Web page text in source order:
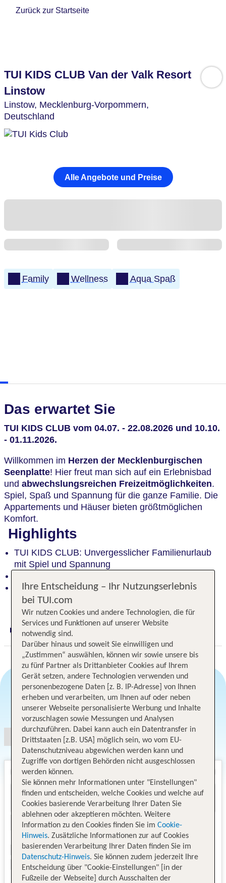
Zurück zur Startseite
TUI KIDS CLUB Van der Valk Resort
Linstow
Linstow, Mecklenburg-Vorpommern,
Deutschland
Alle Angebote und Preise
Family Wellness Aqua Spaß
Das erwartet Sie
TUI KIDS CLUB vom 04.07. - 22.08.2026 und 10.10.
- 01.11.2026.
Willkommen im Herzen der Mecklenburgischen
Seenplatte! Hier freut man sich auf ein Erlebnisbad
und abwechslungsreichen Freizeitmöglichkeiten.
Spiel, Spaß und Spannung für die ganze Familie. Die
Appartements und Häuser bieten größtmöglichen
Komfort.
Highlights
TUI KIDS CLUB: Unvergesslicher Familienurlaub
mit Spiel und Spannung
Natur entdecken: Strände, Seen und Radwege in
der Nähe erkunden
Digitaler und telefonischer 24/7 TUI Service
Angebotsauswahl
Ihre Entscheidung – Ihr Nutzungserlebnis
bei TUI.com
Wir nutzen Cookies und andere Technologien, die für
Services und Funktionen auf unserer Website
notwendig sind.
Darüber hinaus und soweit Sie einwilligen und
„Zustimmen“ auswählen, können wir sowie unsere bis
zu fünf Partner als Drittanbieter Cookies auf Ihrem
Gerät setzen, andere Technologien verwenden und
personenbezogene Daten [z. B. IP-Adresse] von Ihnen
erheben und verarbeiten, um Ihnen auf oder neben
unserer Webseite personalisierte Werbung und Inhalte
vorzuschlagen sowie Messungen und Analysen
durchzuführen. Dabei kann auch ein Datentransfer in
Drittstaaten [z.B. USA] möglich sein, wo vom EU-
Datenschutzniveau abgewichen werden kann und
Zugriffe von dortigen Behörden nicht ausgeschlossen
werden können.
Sie können mehr Informationen unter "Einstellungen"
finden und entscheiden, welche Cookies und welche auf
Cookies basierende Verarbeitung Ihrer Daten Sie
ablehnen oder akzeptieren möchten. Weitere
Information zu den Cookies finden Sie im Cookie-
Hinweis. Zusätzliche Informationen zur auf Cookies
basierenden Verarbeitung Ihrer Daten finden Sie im
Datenschutz-Hinweis. Sie können zudem jederzeit Ihre
Entscheidung über "Cookie-Einstellungen" [in der
Fußzeile der Webseite] durch Ausschalten der